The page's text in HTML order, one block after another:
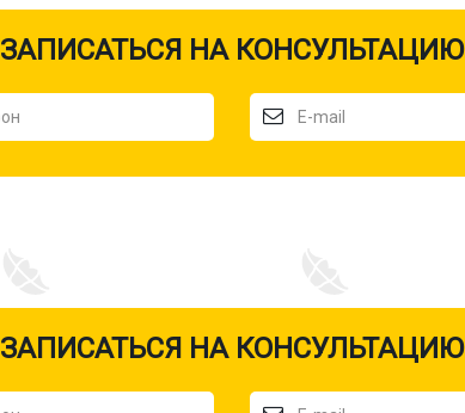
ЗАПИСАТЬСЯ НА КОНСУЛЬТАЦИЮ
ЗАПИСАТЬСЯ НА КОНСУЛЬТАЦИЮ